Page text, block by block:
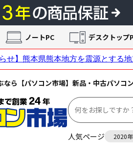
なら【パソコン市場】新品・中古パソコ
人気ページ 2020
ノートPC デスクトップ